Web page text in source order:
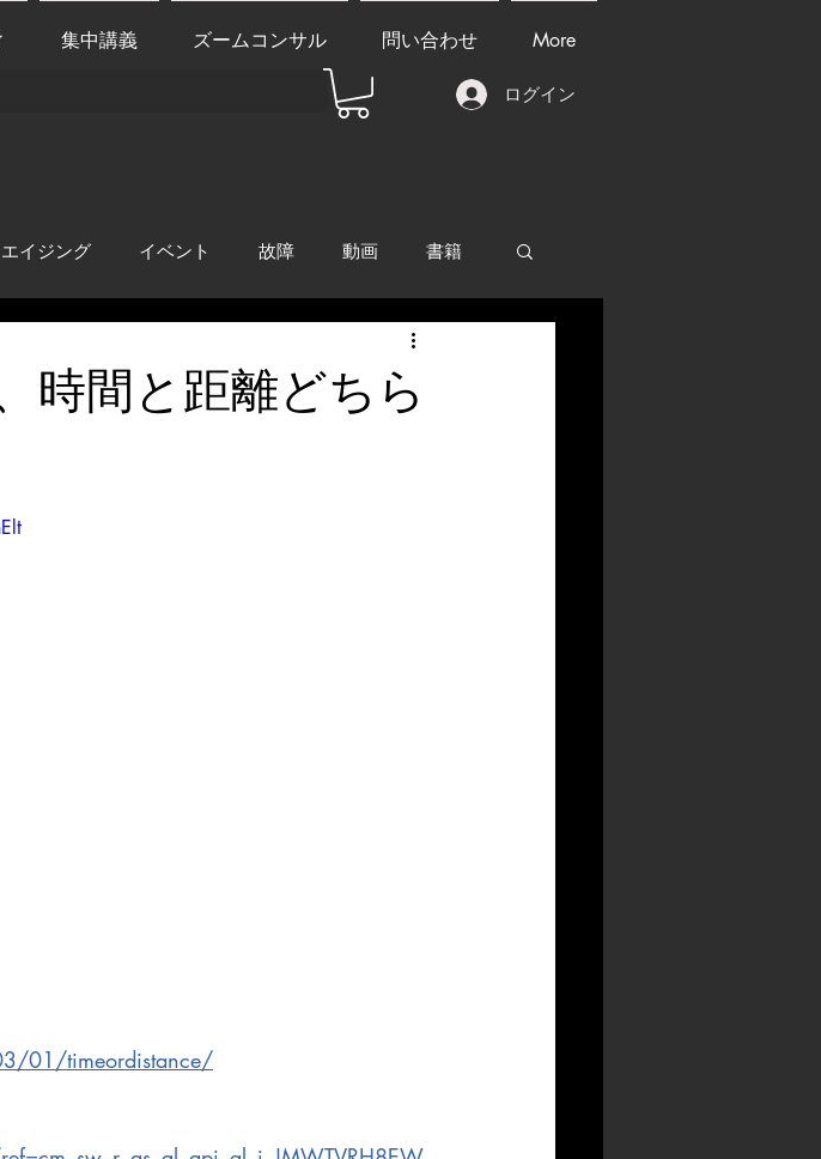
集中講義 ズームコンサル 問い合わせ More
ログイン
イジング イベント 故障 動画 書籍
時間と距離どちら
01/timeordistance/